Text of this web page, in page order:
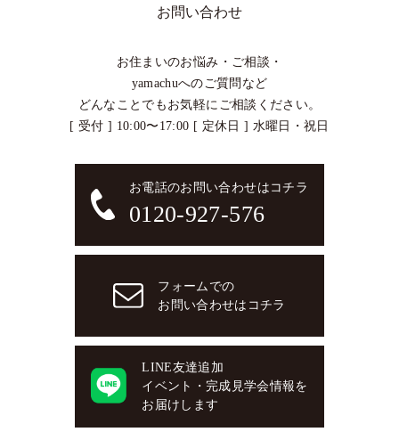
お問い合わせ
お住まいのお悩み・ご相談・
yamachuへのご質問など
どんなことでもお気軽にご相談ください。
[ 受付 ] 10:00〜17:00 [ 定休日 ] 水曜日・祝日
お電話のお問い合わせはコチラ
0120-927-576
フォームでの
お問い合わせはコチラ
LINE友達追加
イベント・完成見学会情報を
お届けします